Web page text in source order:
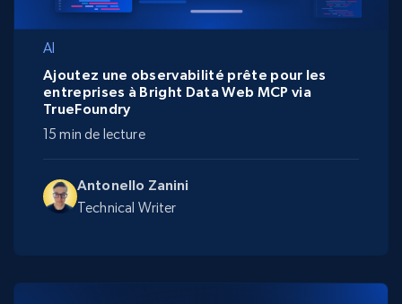
AI
Antonello Zanini
Technical Writer
Ajoutez une observabilité prête pour les
entreprises à Bright Data Web MCP via
TrueFoundry
15 min de lecture